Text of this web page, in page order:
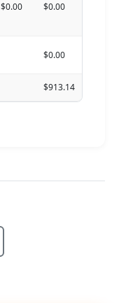
$0.00 $0.00
$0.00
$913.14